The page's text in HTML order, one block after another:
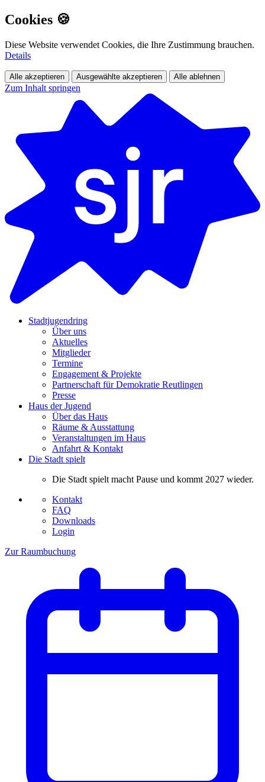
Cookies 🍪
Diese Website verwendet Cookies, die Ihre Zustimmung brauchen.
Details
Alle akzeptieren Ausgewählte akzeptieren Alle ablehnen
Zum Inhalt springen
Stadtjugendring
Über uns
Aktuelles
Mitglieder
Termine
Engagement & Projekte
Partnerschaft für Demokratie Reutlingen
Presse
Haus der Jugend
Über das Haus
Räume & Ausstattung
Veranstaltungen im Haus
Anfahrt & Kontakt
Die Stadt spielt
Die Stadt spielt macht Pause und kommt 2027 wieder.
Kontakt
FAQ
Downloads
Login
Zur Raumbuchung